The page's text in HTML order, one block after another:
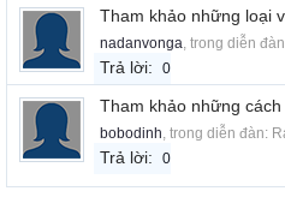
Tham khảo những loại
nadanvonga, trong diễn
Trả lời: 0
Tham khảo những
bobodinh, trong diễn đàn:
Trả lời: 0